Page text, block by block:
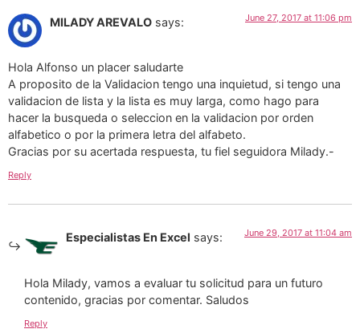
MILADY AREVALO says: June 27, 2017 at 11:06 pm
Hola Alfonso un placer saludarte
A proposito de la Validacion tengo una inquietud, si tengo una
validacion de lista y la lista es muy larga, como hago para
hacer la busqueda o seleccion en la validacion por orden
alfabetico o por la primera letra del alfabeto.
Gracias por su acertada respuesta, tu fiel seguidora Milady.-
Reply
Especialistas En Excel says: June 29, 2017 at 11:04 am
Hola Milady, vamos a evaluar tu solicitud para un futuro
contenido, gracias por comentar. Saludos
Reply